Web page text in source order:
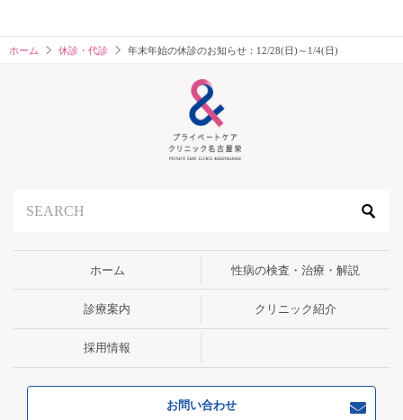
ナ
ン
ホーム 休診・代診 年末年始の休診のお知らせ：12/28(日)～1/4(日)
ホーム 性病の検査・治療・解説
診療案内 クリニック紹介
採用情報
お問い合わせ